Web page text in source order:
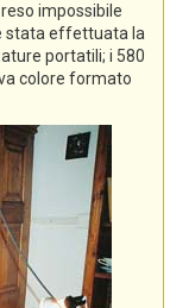
impossibile
stata effettuata la
portatili; i 580
colore formato